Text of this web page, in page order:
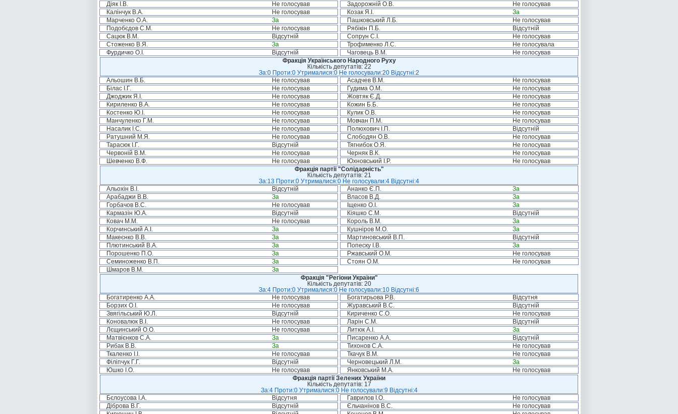
Діяк І.В.
Не голосував Задорожній О.В.
Не голосував
Калінчук В.А.
Не голосував Козак Я.І.
За
Марченко О.А.
За Пашковський Л.Б.
Не голосував
Подобєдов С.М.
Не голосував Рябікін П.Б.
Відсутній
Сацюк В.М.
Відсутній Сопрун С.І.
Не голосував
Стоженко В.Я.
За Трофименко Л.С.
Не голосувала
Фурдичко О.І.
Відсутній Чаговець В.М.
Не голосував
Фракція Українського Народного Руху
Кількість депутатів: 22
За:0 Проти:0 Утрималися:0 Не голосували:20 Відсутні:2
Альошин В.Б.
Не голосував Асадчев В.М.
Не голосував
Білас І.Г.
Не голосував Гудима О.М.
Не голосував
Джоджик Я.І.
Не голосував Жовтяк Є.Д.
Не голосував
Кириленко В.А.
Не голосував Кожин Б.Б.
Не голосував
Костенко Ю.І.
Не голосував Кулик О.В.
Не голосував
Манчуленко Г.М.
Не голосував Мовчан П.М.
Не голосував
Насалик І.С.
Не голосував Полюхович І.П.
Відсутній
Ратушний М.Я.
Не голосував Слободян О.В.
Не голосував
Тарасюк І.Г.
Відсутній Тягнибок О.Я.
Не голосував
Червоній В.М.
Не голосував Черняк В.К.
Не голосував
Шевченко В.Ф.
Не голосував Юхновський І.Р.
Не голосував
Фракція партії "Солідарність"
Кількість депутатів: 21
За:13 Проти:0 Утрималися:0 Не голосували:4 Відсутні:4
Альохін В.І.
Відсутній Ананко Є.П.
За
Арабаджи В.В.
За Власов В.Д.
За
Горбачов В.С.
Не голосував Іщенко О.І.
За
Кармазін Ю.А.
Відсутній Кіяшко С.М.
Відсутній
Ковач М.М.
Не голосував Король В.М.
За
Корчинський А.І.
За Кушніров М.О.
За
Макеєнко В.В.
За Мартиновський В.П.
Відсутній
Плютинський В.А.
За Попеску І.В.
За
Порошенко П.О.
За Ржавський О.М.
Не голосував
Семиноженко В.П.
За Стоян О.М.
Не голосував
Шмаров В.М.
За
Фракція "Регіони України"
Кількість депутатів: 20
За:4 Проти:0 Утрималися:0 Не голосували:10 Відсутні:6
Богатиренко А.А.
Не голосував Богатирьова Р.В.
Відсутня
Борзих О.І.
Не голосував Журавський В.С.
Відсутній
Звягільський Ю.Л.
Відсутній Кириченко С.О.
Не голосував
Коновалюк В.І.
Не голосував Ларін С.М.
Відсутній
Лєщинський О.О.
Не голосував Литюк А.І.
За
Матвієнков С.А.
За Писаренко А.А.
Відсутній
Рибак В.В.
За Тихонов С.А.
Не голосував
Ткаленко І.І.
Не голосував Ткачук В.М.
Не голосував
Філіпчук Г.Г.
Відсутній Черновецький Л.М.
За
Юшко І.О.
Не голосував Янковський М.А.
Не голосував
Фракція партії Зелених України
Кількість депутатів: 17
За:4 Проти:0 Утрималися:0 Не голосували:9 Відсутні:4
Бєлоусова І.А.
Відсутня Гаврилов І.О.
Не голосував
Діброва В.Г.
Відсутній Єльчанінов В.С.
Не голосував